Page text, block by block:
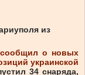
из
сообщил о новых
украинской
34 снаряда,